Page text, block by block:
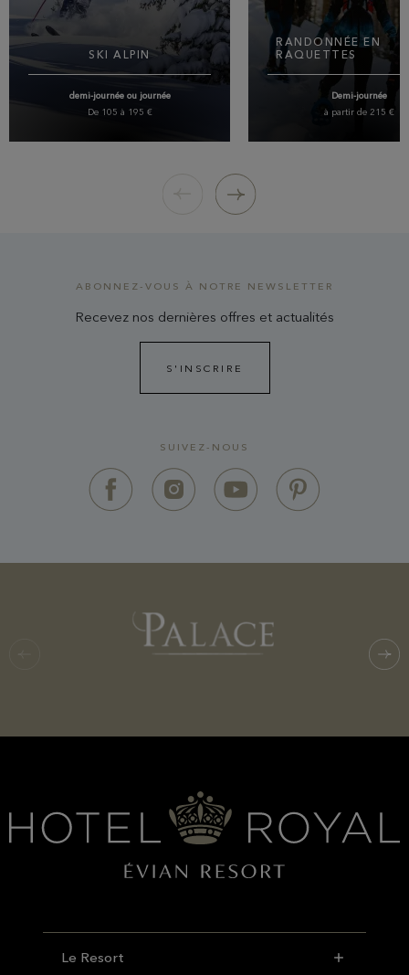
SKI ALPIN
demi-journée ou journée
De 105 à 195 €
RANDONNÉE EN
RAQUETTES
Demi-journée
à partir de 215 €
ABONNEZ-VOUS À NOTRE NEWSLETTER
Recevez nos dernières offres et actualités
S'INSCRIRE
SUIVEZ-NOUS
Le Resort